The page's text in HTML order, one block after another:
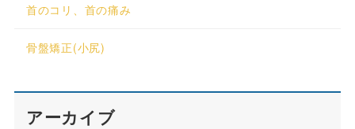
首のコリ、首の痛み
骨盤矯正(小尻)
アーカイブ